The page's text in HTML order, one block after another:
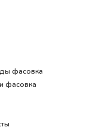
фасовка
фасовка